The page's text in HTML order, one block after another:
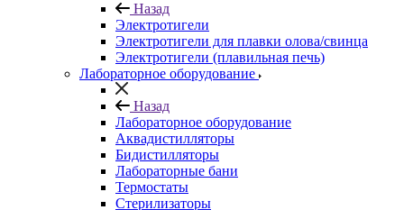
Назад
Электротигели
Электротигели для плавки олова/свинца
Электротигели (плавильная печь)
Лабораторное оборудование
Назад
Лабораторное оборудование
Аквадистилляторы
Бидистилляторы
Лабораторные бани
Термостаты
Стерилизаторы